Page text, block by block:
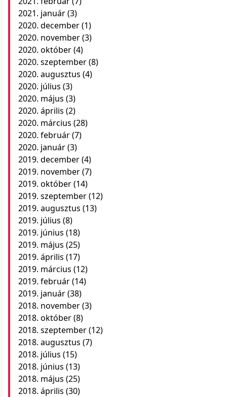
2021. január(3)
2020. december(1)
2020. november(3)
2020. október(4)
2020. szeptember(8)
2020. augusztus (4)
2020. július (3)
2020. május (3)
2020. április (2)
2020. március (28)
2020. február(7)
2020. január(3)
2019. december(4)
2019. november(7)
2019. október(14)
2019. szeptember(12)
2019. augusztus (13)
2019. július (8)
2019. június (18)
2019. május (25)
2019. április (17)
2019. március (12)
2019. február(14)
2019. január(38)
2018. november(3)
2018. október(8)
2018. szeptember(12)
2018. augusztus (7)
2018. július (15)
2018. június (13)
2018. május (25)
2018. április (30)